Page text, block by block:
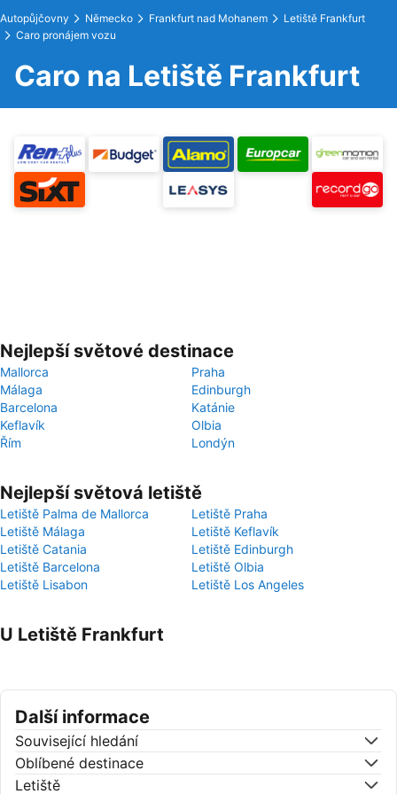
Autopůjčovny Německo Frankfurt nad Mohanem
Letiště Frankfurt
Caro pronájem vozu
Caro na Letiště Frankfurt
Nejlepší světové destinace
Mallorca
Praha
Málaga
Edinburgh
Barcelona
Katánie
Keflavík
Olbia
Řím
Londýn
Nejlepší světová letiště
Letiště Palma de Mallorca
Letiště Praha
Letiště Málaga
Letiště Keflavík
Letiště Catania
Letiště Edinburgh
Letiště Barcelona
Letiště Olbia
Letiště Lisabon
Letiště Los Angeles
U Letiště Frankfurt
Další informace
Související hledání
Oblíbené destinace
Letiště